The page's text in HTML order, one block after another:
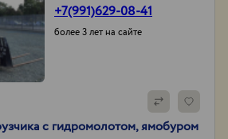
+7(991)629-08-41
более 3 лет на сайте
с гидромолотом, ямобуром